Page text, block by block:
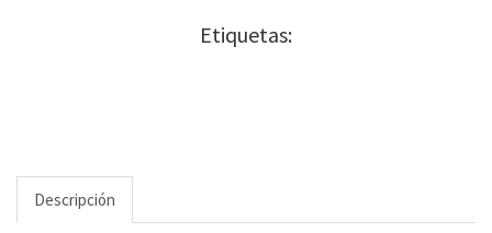
Etiquetas:
Descripción